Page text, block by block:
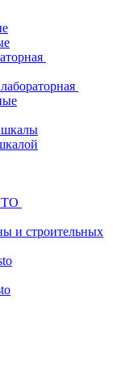
шкалы
и строительных